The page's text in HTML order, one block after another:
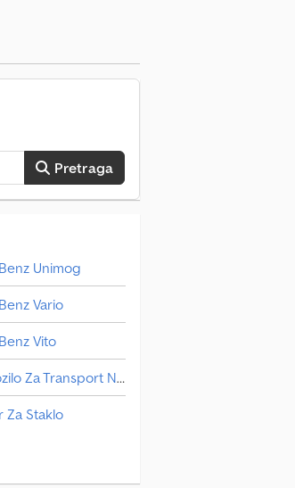
Pretraga
Unimog
Vario
Vito
Oklopno Vozilo Za Transport Novca
Za Staklo